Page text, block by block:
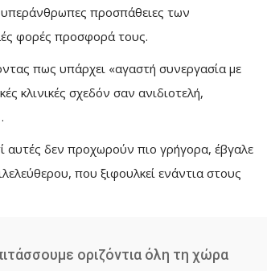
προσπάθειες των
φορές προσφορά τους.
πως υπάρχει «αγαστή συνεργασία με
κλινικές σχεδόν σαν ανιδιοτελή,
αυτές δεν προχωρούν πιο γρήγορα, έβγαλε
που ξιφουλκεί ενάντια στους
οριζόντια όλη τη χώρα